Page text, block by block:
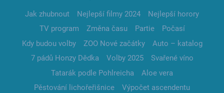
Jak zhubnout Nejlepší filmy 2024
Nejlepší horory
TV program
Změna času Partie
Počasí
Kdy budou volby
ZOO Nové začátky
Auto – katalog
7 pádů Honzy Dědka
Volby 2025
Svařené víno
Tatarák podle Pohlreicha
Aloe vera
Pěstování lichořeřišnice
Výpočet ascendentu